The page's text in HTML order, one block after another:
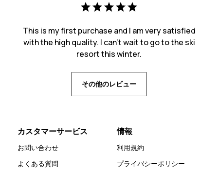
This is my first purchase and I am very satisfied
with the high quality. I can't wait to go to the ski
resort this winter.
その他のレビュー
カスタマーサービス
お問い合わせ
よくある質問
情報
利用規約
プライバシーポリシー